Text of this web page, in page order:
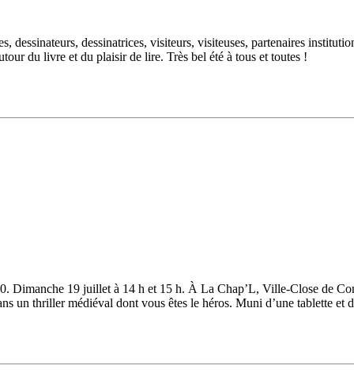
dessinateurs, dessinatrices, visiteurs, visiteuses, partenaires
du livre et du plaisir de lire. Très bel été à tous et toutes !
Dimanche 19 juillet à 14 h et 15 h. À La Chap’L, Ville-Close de
thriller médiéval dont vous êtes le héros. Muni d’une tablette et